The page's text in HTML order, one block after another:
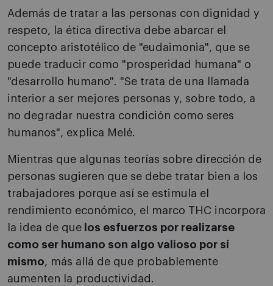
Además de tratar a las personas con dignidad y
respeto, la ética directiva debe abarcar el
concepto aristotélico de "eudaimonia", que se
puede traducir como "prosperidad humana" o
"desarrollo humano". "Se trata de una llamada
interior a ser mejores personas y, sobre todo, a
no degradar nuestra condición como seres
humanos", explica Melé.
Mientras que algunas teorías sobre dirección de
personas sugieren que se debe tratar bien a los
trabajadores porque así se estimula el
rendimiento económico, el marco THC incorpora
la idea de que los esfuerzos por realizarse
como ser humano son algo valioso por sí
mismo, más allá de que probablemente
aumenten la productividad.